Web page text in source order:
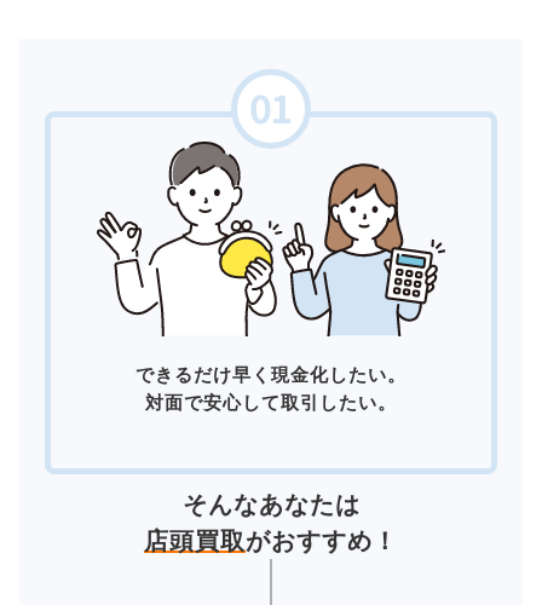
できるだけ早く現金化したい。
対面で安心して取引したい。
そんなあなたは
店頭買取がおすすめ！